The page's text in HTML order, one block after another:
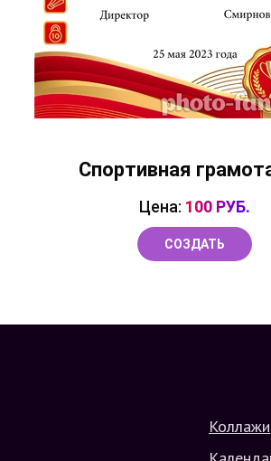
Спортивная
Цена: 100 РУБ.
СОЗДАТЬ
Коллажи